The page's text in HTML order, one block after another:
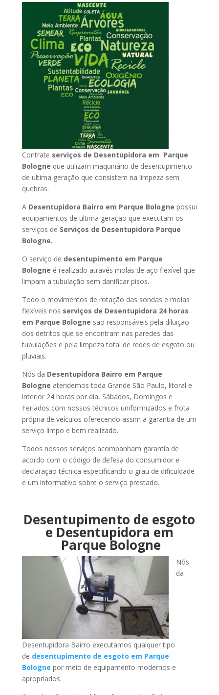
Contrate serviços de Desentupidora em Parque
Bologne que utilizam maquinário de desentupimento
de ultima geração que consistem na limpeza sem
quebras.
A Desentupidora Bairro em Parque Bologne possui
equipamentos de ultima geração que executam os
serviços de Serviços de Desentupidora Parque
Bologne.
O serviço de desentupimento em Parque
Bologne é realizado através molas de aço flexível que
limpam a tubulação sem danificar pisos.
Todo o movimentos de rotação das sondas e molas
flexíveis nos serviços de Desentupidora 24 horas
em Parque Bologne são responsáveis pela diluição
dos detritos que se encontram nas paredes das
tubulações e pela limpeza total de redes de esgoto ou
pluviais.
Nós da Desentupidora Bairro em Parque
Bologne atendemos toda Grande São Paulo, litoral e
interior 24 horas por dia, Sábados, Domingos e
Feriados com nossos técnicos uniformizados e frota
própria de veículos oferecendo assim a garantia de um
serviço limpo e bem realizado.
Todos nossos serviços acompanham garantia de
acordo com o código de defesa do consumidor e
declaração técnica especificando o grau de dificuldade
e um informativo sobre o serviço prestado.
Desentupimento de esgoto
e Desentupidora em
Parque Bologne
Nós
da
Desentupidora Bairro executamos qualquer tipo
de desentupimento de esgoto em Parque
Bologne por meio de equipamento modernos e
apropriados.